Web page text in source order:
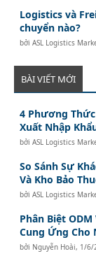
Logistics và
chuyển nào?
bởiASL Logistics
BÀI VIẾT MỚI
4 Phương Thức
Xuất Nhập
bởiASL Logistics
So Sánh Sự
Và Kho Bảo
bởiASL Logistics
Phân Biệt
Cung Ứng Cho
bởi Nguyễn Hoài, 1/6/